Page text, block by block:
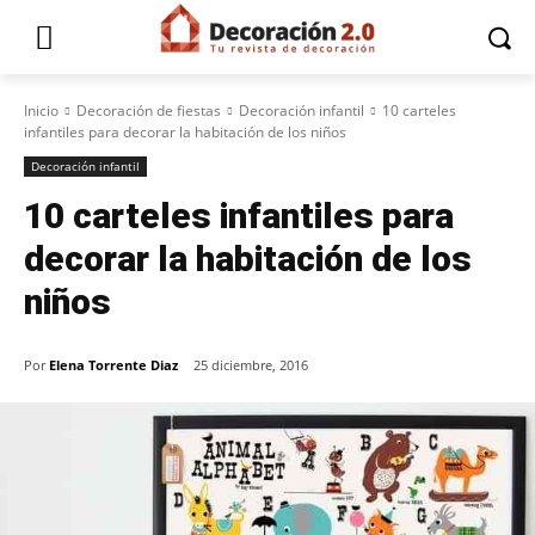
Inicio Decoración de fiestas Decoración infantil
10 carteles
infantiles para decorar la habitación de los niños
Decoración infantil
10 carteles infantiles para
decorar la habitación de los
niños
Por Elena Torrente Diaz 25 diciembre, 2016